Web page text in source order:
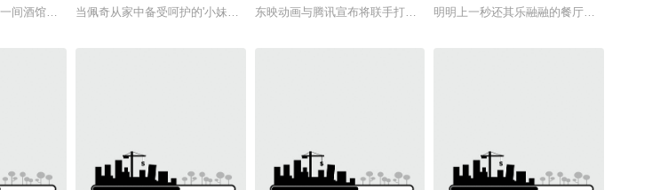
，黑暗如潮水般吞噬大地……缔默
间酒馆——谷雨街后巷。 无论城市的角落，还是繁星坠落的荒漠，
当佩奇从家中备受呵护的'小妹妹'一跃成为肩负责任的'大姐姐'，而乔治从集万千宠爱
东映动画与腾讯宣布将联手打造『花仙子』全新动画 新作将继承经典、结合潮流
明明上一秒还其乐融融的餐厅，下一秒竟然